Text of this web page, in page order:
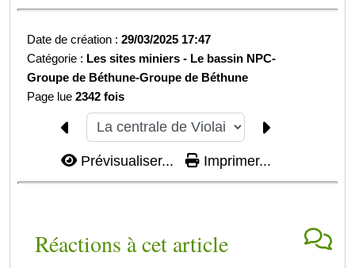
Date de création :29/03/2025 17:47
Catégorie : Les sites miniers - Le bassin NPC-
Groupe de Béthune-Groupe de Béthune
Page lue2342 fois
Prévisualiser... Imprimer...
Réactions à cet article